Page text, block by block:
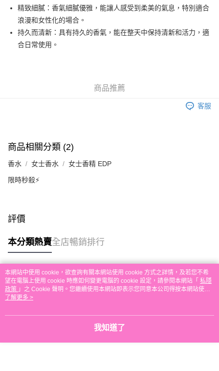
AlipayHK
PayMe
WeChat Pay
銀行匯款 請將存款存到以下銀行帳戶，並於存款單據寫上訂單編號後電郵至
eshop@colourmix-cosmetics.com** **我們不會處理沒有提供存款單據的訂
單。 如果訂購後七個工作天內我們未能收到有關存款，有關訂單將被取消。
付款後順豐站及營業點取貨
本地配送
免運費
精致細膩：香氣細膩優雅，能讓人感受到柔美的氣息，特別適合
浪漫和女性化的場合。
持久而清新：具有持久的香氣，能在整天中保持清新和活力，適
合日常使用。
商品推薦
客服
商品相關分類 (2)
香水 女士香水 女士香精 EDP
限時秒殺⚡
評價
本分類熱賣全店暢銷排行
熱門標籤
熱銷排行
本網站中使用 cookie，欲查詢有關本網站使用 cookie 方式之詳情，及若您不希
望在電腦上使用 cookie 時應如何變更電腦的 cookie 設定，請參閱本網站「 私隱
政策 」之 Cookie 聲明。您繼續使用本網站即表示您同意本公司得按本網站使用
條款之 Cookie 聲明使用 cookie。
了解更多 >
我知道了